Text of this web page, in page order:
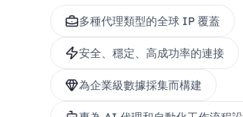
多種代理類型的全球 IP 覆蓋
安全、穩定、高成功率的連接
為企業級數據採集而構建